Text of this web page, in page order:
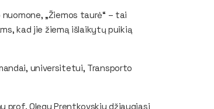
„Žiemos taurė“ – tai
kad jie žiemą išlaikytų puikią
universitetui, Transporto
Olegu Prentkovskiu džiaugiasi